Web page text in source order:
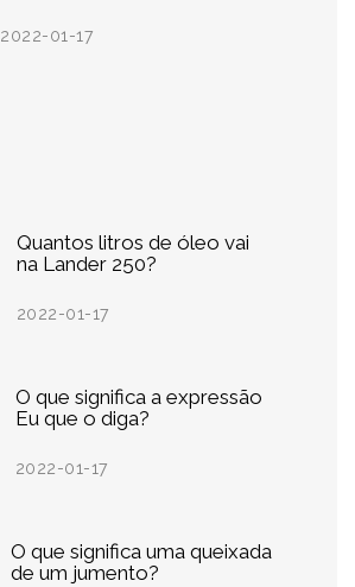
2022-01-17
Quantos litros de óleo vai
na Lander 250?
2022-01-17
O que significa a expressão
Eu que o diga?
2022-01-17
O que significa uma queixada
de um jumento?